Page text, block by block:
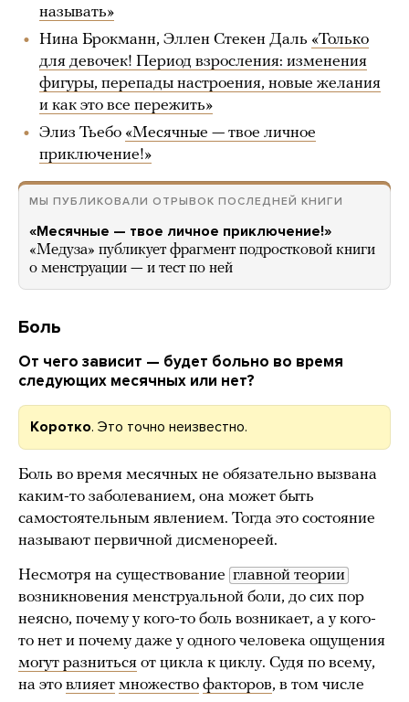
называть»
Нина Брокманн, Эллен Стекен Даль «Только
для девочек! Период взросления: изменения
фигуры, перепады настроения, новые желания
и как это все пережить»
Элиз Тьебо «Месячные — твое личное
приключение!»
МЫ ПУБЛИКОВАЛИ ОТРЫВОК ПОСЛЕДНЕЙ КНИГИ
«Месячные — твое личное приключение!»
«Медуза» публикует фрагмент подростковой книги
о менструации — и тест по ней
Боль
От чего зависит — будет больно во время
следующих месячных или нет?
Коротко. Это точно неизвестно.
Боль во время месячных не обязательно вызвана
каким-то заболеванием, она может быть
самостоятельным явлением. Тогда это состояние
называют первичной дисменореей.
Несмотря на существование главной теории
возникновения менструальной боли, до сих пор
неясно, почему у кого-то боль возникает, а у кого-
то нет и почему даже у одного человека ощущения
могут разниться от цикла к циклу. Судя по всему,
на это влияет множество факторов, в том числе